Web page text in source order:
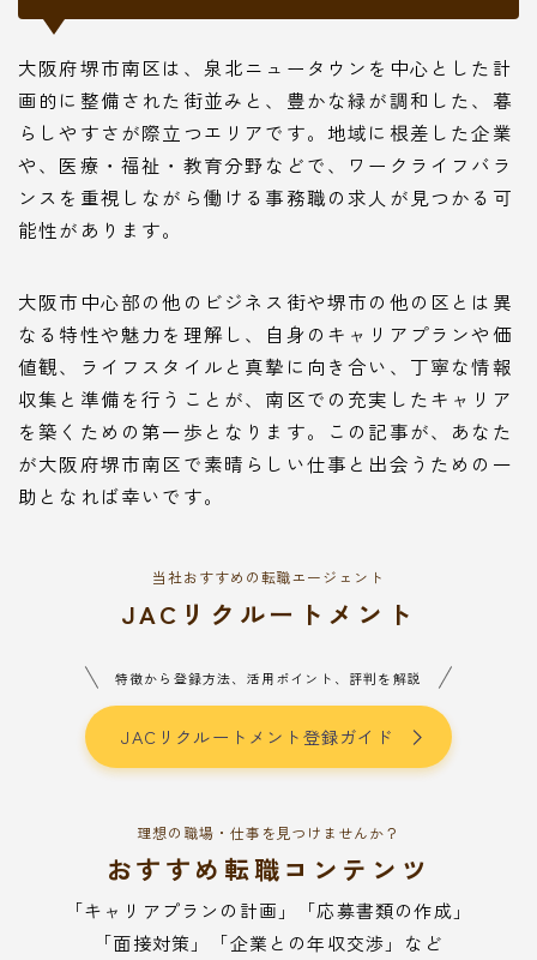
大阪府堺市南区は、泉北ニュータウンを中心とした計
画的に整備された街並みと、豊かな緑が調和した、暮
らしやすさが際立つエリアです。地域に根差した企業
や、医療・福祉・教育分野などで、ワークライフバラ
ンスを重視しながら働ける事務職の求人が見つかる可
能性があります。
大阪市中心部の他のビジネス街や堺市の他の区とは異
なる特性や魅力を理解し、自身のキャリアプランや価
値観、ライフスタイルと真摯に向き合い、丁寧な情報
収集と準備を行うことが、南区での充実したキャリア
を築くための第一歩となります。この記事が、あなた
が大阪府堺市南区で素晴らしい仕事と出会うための一
助となれば幸いです。
当社おすすめの転職エージェント
JACリクルートメント
特徴から登録方法、活用ポイント、評判を解説
JACリクルートメント登録ガイド
理想の職場・仕事を見つけませんか？
おすすめ転職コンテンツ
「キャリアプランの計画」「応募書類の作成」
「面接対策」「企業との年収交渉」など